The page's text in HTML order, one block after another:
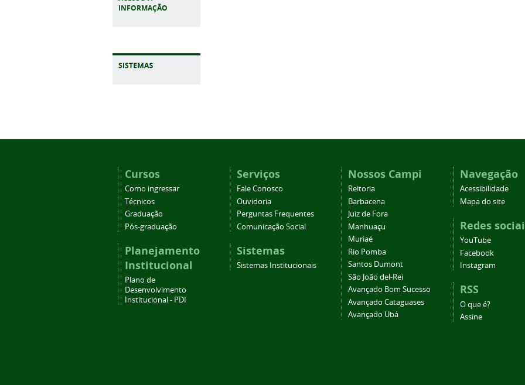
INFORMAÇÃO
Cursos
Como ingressar
Técnicos
Graduação
Pós-graduação
Planejamento
Institucional
Plano de
Desenvolvimento
Institucional - PDI
Serviços
Fale Conosco
Ouvidoria
Perguntas Frequentes
Comunicação Social
Sistemas
Sistemas Institucionais
Nossos Campi
Reitoria
Barbacena
Juiz de Fora
Manhuaçu
Muriaé
Rio Pomba
Santos Dumont
São João del-Rei
Avançado Bom Sucesso
Avançado Cataguases
Avançado Ubá
Navegação
Acessibilidade
Mapa do site
Redes
YouTube
Facebook
Instagram
RSS
O que é?
Assine